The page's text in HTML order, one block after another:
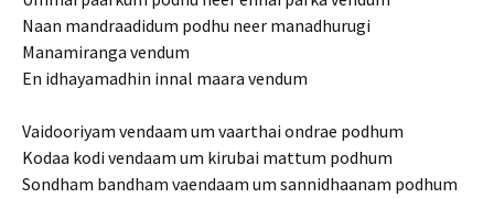
Naan mandraadidum podhu neer manadhurugi
Manamiranga vendum
En idhayamadhin innal maara vendum
Vaidooriyam vendaam um vaarthai ondrae podhum
Kodaa kodi vendaam um kirubai mattum podhum
Sondham bandham vaendaam um sannidhaanam podhum